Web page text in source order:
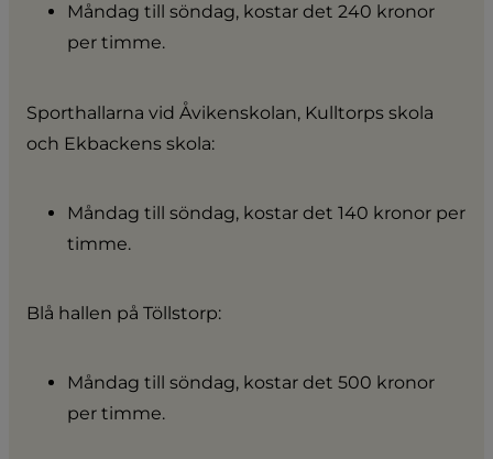
Måndag till söndag, kostar det 240 kronor
per timme.
Sporthallarna vid Åvikenskolan, Kulltorps skola
och Ekbackens skola:
Måndag till söndag, kostar det 140 kronor per
timme.
Blå hallen på Töllstorp:
Måndag till söndag, kostar det 500 kronor
per timme.